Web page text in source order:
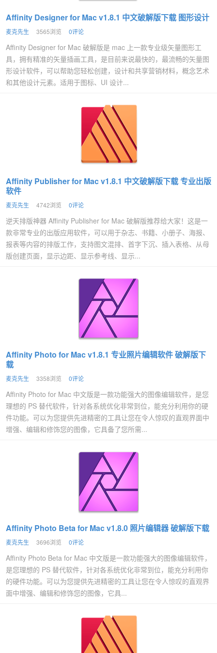
Affinity Designer for Mac v1.8.1 中文破解版下载 图形设计
麦克先生 3565浏览 0评论
Affinity Designer for Mac 破解版是 mac 上一款专业级矢量图形工
具，拥有精准的矢量插画工具，是目前来说最快的，最流畅的矢量图
形设计软件，可以帮助您轻松创建，设计和共享营销材料，概念艺术
和其他设计元素。适用于图标、UI 设计...
Affinity Publisher for Mac v1.8.1 中文破解版下载 专业出版
软件
麦克先生 4742浏览 0评论
逆天排版神器 Affinity Publisher for Mac 破解版推荐给大家！这是一
款非常专业的出版应用软件，可以用于杂志、书籍、小册子、海报、
报表等内容的排版工作，支持图文混排、首字下沉、插入表格、从母
版创建页面，显示边距、显示参考线、显示...
Affinity Photo for Mac v1.8.1 专业照片编辑软件 破解版下
载
麦克先生 3358浏览 0评论
Affinity Photo for Mac 中文版是一款功能强大的图像编辑软件，是您
理想的 PS 替代软件，针对各系统优化非常到位，能充分利用你的硬
件功能。可以为您提供先进精密的工具让您在令人惊叹的直观界面中
增强、编辑和修饰您的图像，它具备了您所需...
Affinity Photo Beta for Mac v1.8.0 照片编辑器 破解版下载
麦克先生 3696浏览 0评论
Affinity Photo Beta for Mac 中文版是一款功能强大的图像编辑软件，
是您理想的 PS 替代软件，针对各系统优化非常到位，能充分利用你
的硬件功能。可以为您提供先进精密的工具让您在令人惊叹的直观界
面中增强、编辑和修饰您的图像，它具...